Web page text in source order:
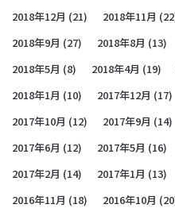
2018年12月 (21) 2018年11月
2018年9月 (27) 2018年8月 (13)
2018年5月 (8) 2018年4月 (19)
2018年1月 (10) 2017年12月 (17)
2017年10月 (12) 2017年9月 (14)
2017年6月 (12) 2017年5月 (16)
2017年2月 (14) 2017年1月 (13)
2016年11月 (18) 2016年10月